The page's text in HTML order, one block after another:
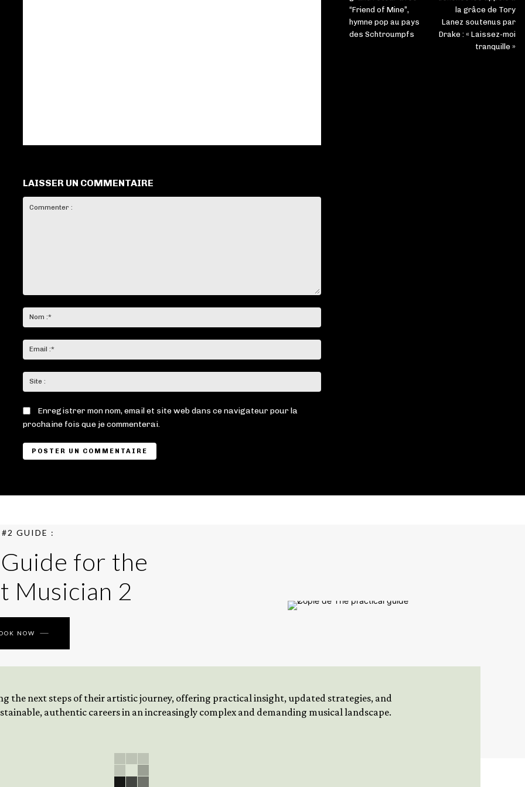
LAISSER UN COMMENTAIRE
:*
:*
:
Enregistrer mon nom, email et site web dans ce navigateur pour la
prochaine fois que je commenterai.
“Friend of Mine”,
hymne pop au pays
des Schtroumpfs
la grâce de Tory
Lanez soutenus par
Drake : « Laissez-moi
tranquille »
GUIDE :
for the
Musician 2
NOW
the next steps of their artistic journey, offering practical insight, updated strategies, and
authentic careers in an increasingly complex and demanding musical landscape.